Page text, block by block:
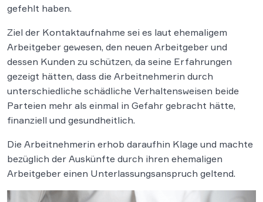
gefehlt haben.
Ziel der Kontaktaufnahme sei es laut ehemaligem
Arbeitgeber gewesen, den neuen Arbeitgeber und
dessen Kunden zu schützen, da seine Erfahrungen
gezeigt hätten, dass die Arbeitnehmerin durch
unterschiedliche schädliche Verhaltensweisen beide
Parteien mehr als einmal in Gefahr gebracht hätte,
finanziell und gesundheitlich.
Die Arbeitnehmerin erhob daraufhin Klage und machte
bezüglich der Auskünfte durch ihren ehemaligen
Arbeitgeber einen Unterlassungsanspruch geltend.